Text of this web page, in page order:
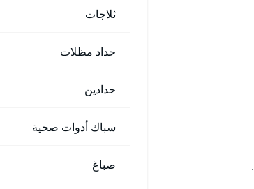
ثلاجات
حداد مظلات
حدادين
سباك أدوات صحية
صباغ